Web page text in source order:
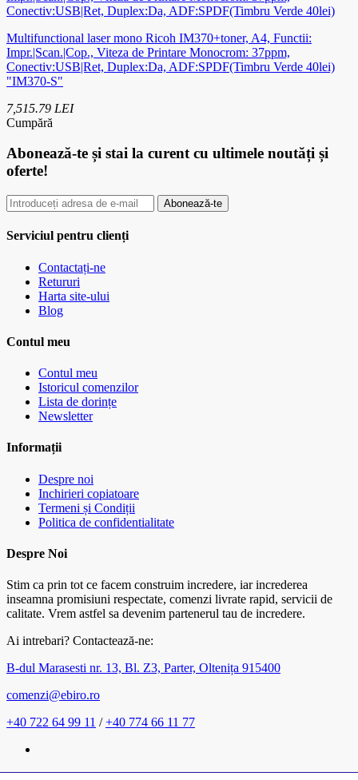
Multifunctional laser mono Ricoh IM370+toner, A4, Functii:
Impr.|Scan.|Cop., Viteza de Printare Monocrom: 37ppm,
Conectiv:USB|Ret, Duplex:Da, ADF:SPDF(Timbru Verde 40lei)
"IM370-S"
7,515.79 LEI
Cumpără
Abonează-te și stai la curent cu ultimele noutăți și
oferte!
Abonează-te
Serviciul pentru clienți
Contactați-ne
Retururi
Harta site-ului
Blog
Contul meu
Contul meu
Istoricul comenzilor
Lista de dorințe
Newsletter
Informații
Despre noi
Inchirieri copiatoare
Termeni și Condiții
Politica de confidentialitate
Despre Noi
Stim ca prin tot ce facem construim incredere, iar increderea
inseamna promisiuni respectate, comenzi livrate rapid, servicii de
calitate. Vrem astfel sa devenim partenerul tau de incredere.
Ai intrebari? Contactează-ne:
B-dul Marasesti nr. 13, Bl. Z3, Parter, Oltenița 915400
comenzi@ebiro.ro
+40 722 64 99 11 /+40 774 66 11 77